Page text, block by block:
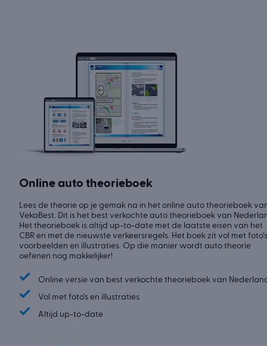
Online auto theorieboek
Lees de theorie op je gemak na in het online auto theorieboek
VekaBest. Dit is het best verkochte auto theorieboek van
Het theorieboek is altijd up-to-date met de laatste eisen van het
CBR en met de nieuwste verkeersregels. Het boek zit vol met
voorbeelden en illustraties. Op die manier wordt auto theorie
oefenen nog makkelijker!
✓ Online versie van best verkochte theorieboek van
✓ Vol met foto’s en illustraties
✓ Altijd up-to-date